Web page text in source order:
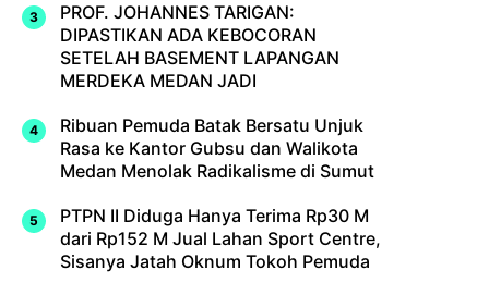
PROF. JOHANNES TARIGAN:
DIPASTIKAN ADA KEBOCORAN
SETELAH BASEMENT LAPANGAN
MERDEKA MEDAN JADI
Ribuan Pemuda Batak Bersatu Unjuk
Rasa ke Kantor Gubsu dan Walikota
Medan Menolak Radikalisme di Sumut
PTPN II Diduga Hanya Terima Rp30 M
dari Rp152 M Jual Lahan Sport Centre,
Sisanya Jatah Oknum Tokoh Pemuda